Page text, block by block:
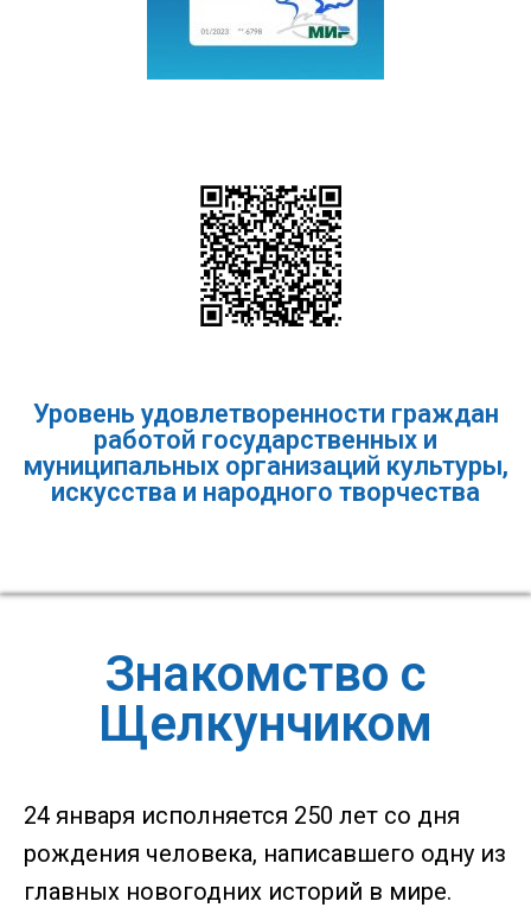
Уровень удовлетворенности граждан
работой государственных и
муниципальных организаций культуры,
искусства и народного творчества
Знакомство с
Щелкунчиком
24 января исполняется 250 лет со дня
рождения человека, написавшего одну из
главных новогодних историй в мире.